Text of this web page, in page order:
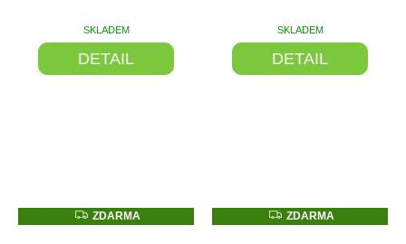
SKLADEM
DETAIL
SKLADEM
DETAIL
Z
D
ZDARMA
Z
D
ZDARMA